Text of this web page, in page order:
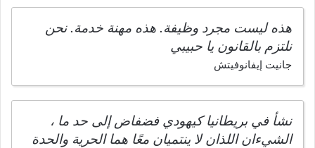
هذه ليست مجرد وظيفة. هذه مهنة خدمة. نحن
نلتزم بالقانون يا حبيبي
جانيت إيفانوفيتش
نشأ في بريطانيا كيهودي فضفاض إلى حد ما ،
الشيءان اللذان لا ينتميان معًا هما الحرية والحدة